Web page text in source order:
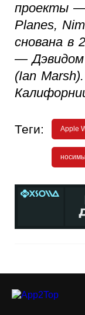
проекты —
Planes,
снована в
— Дэвидом
(Ian
Теги: Apple